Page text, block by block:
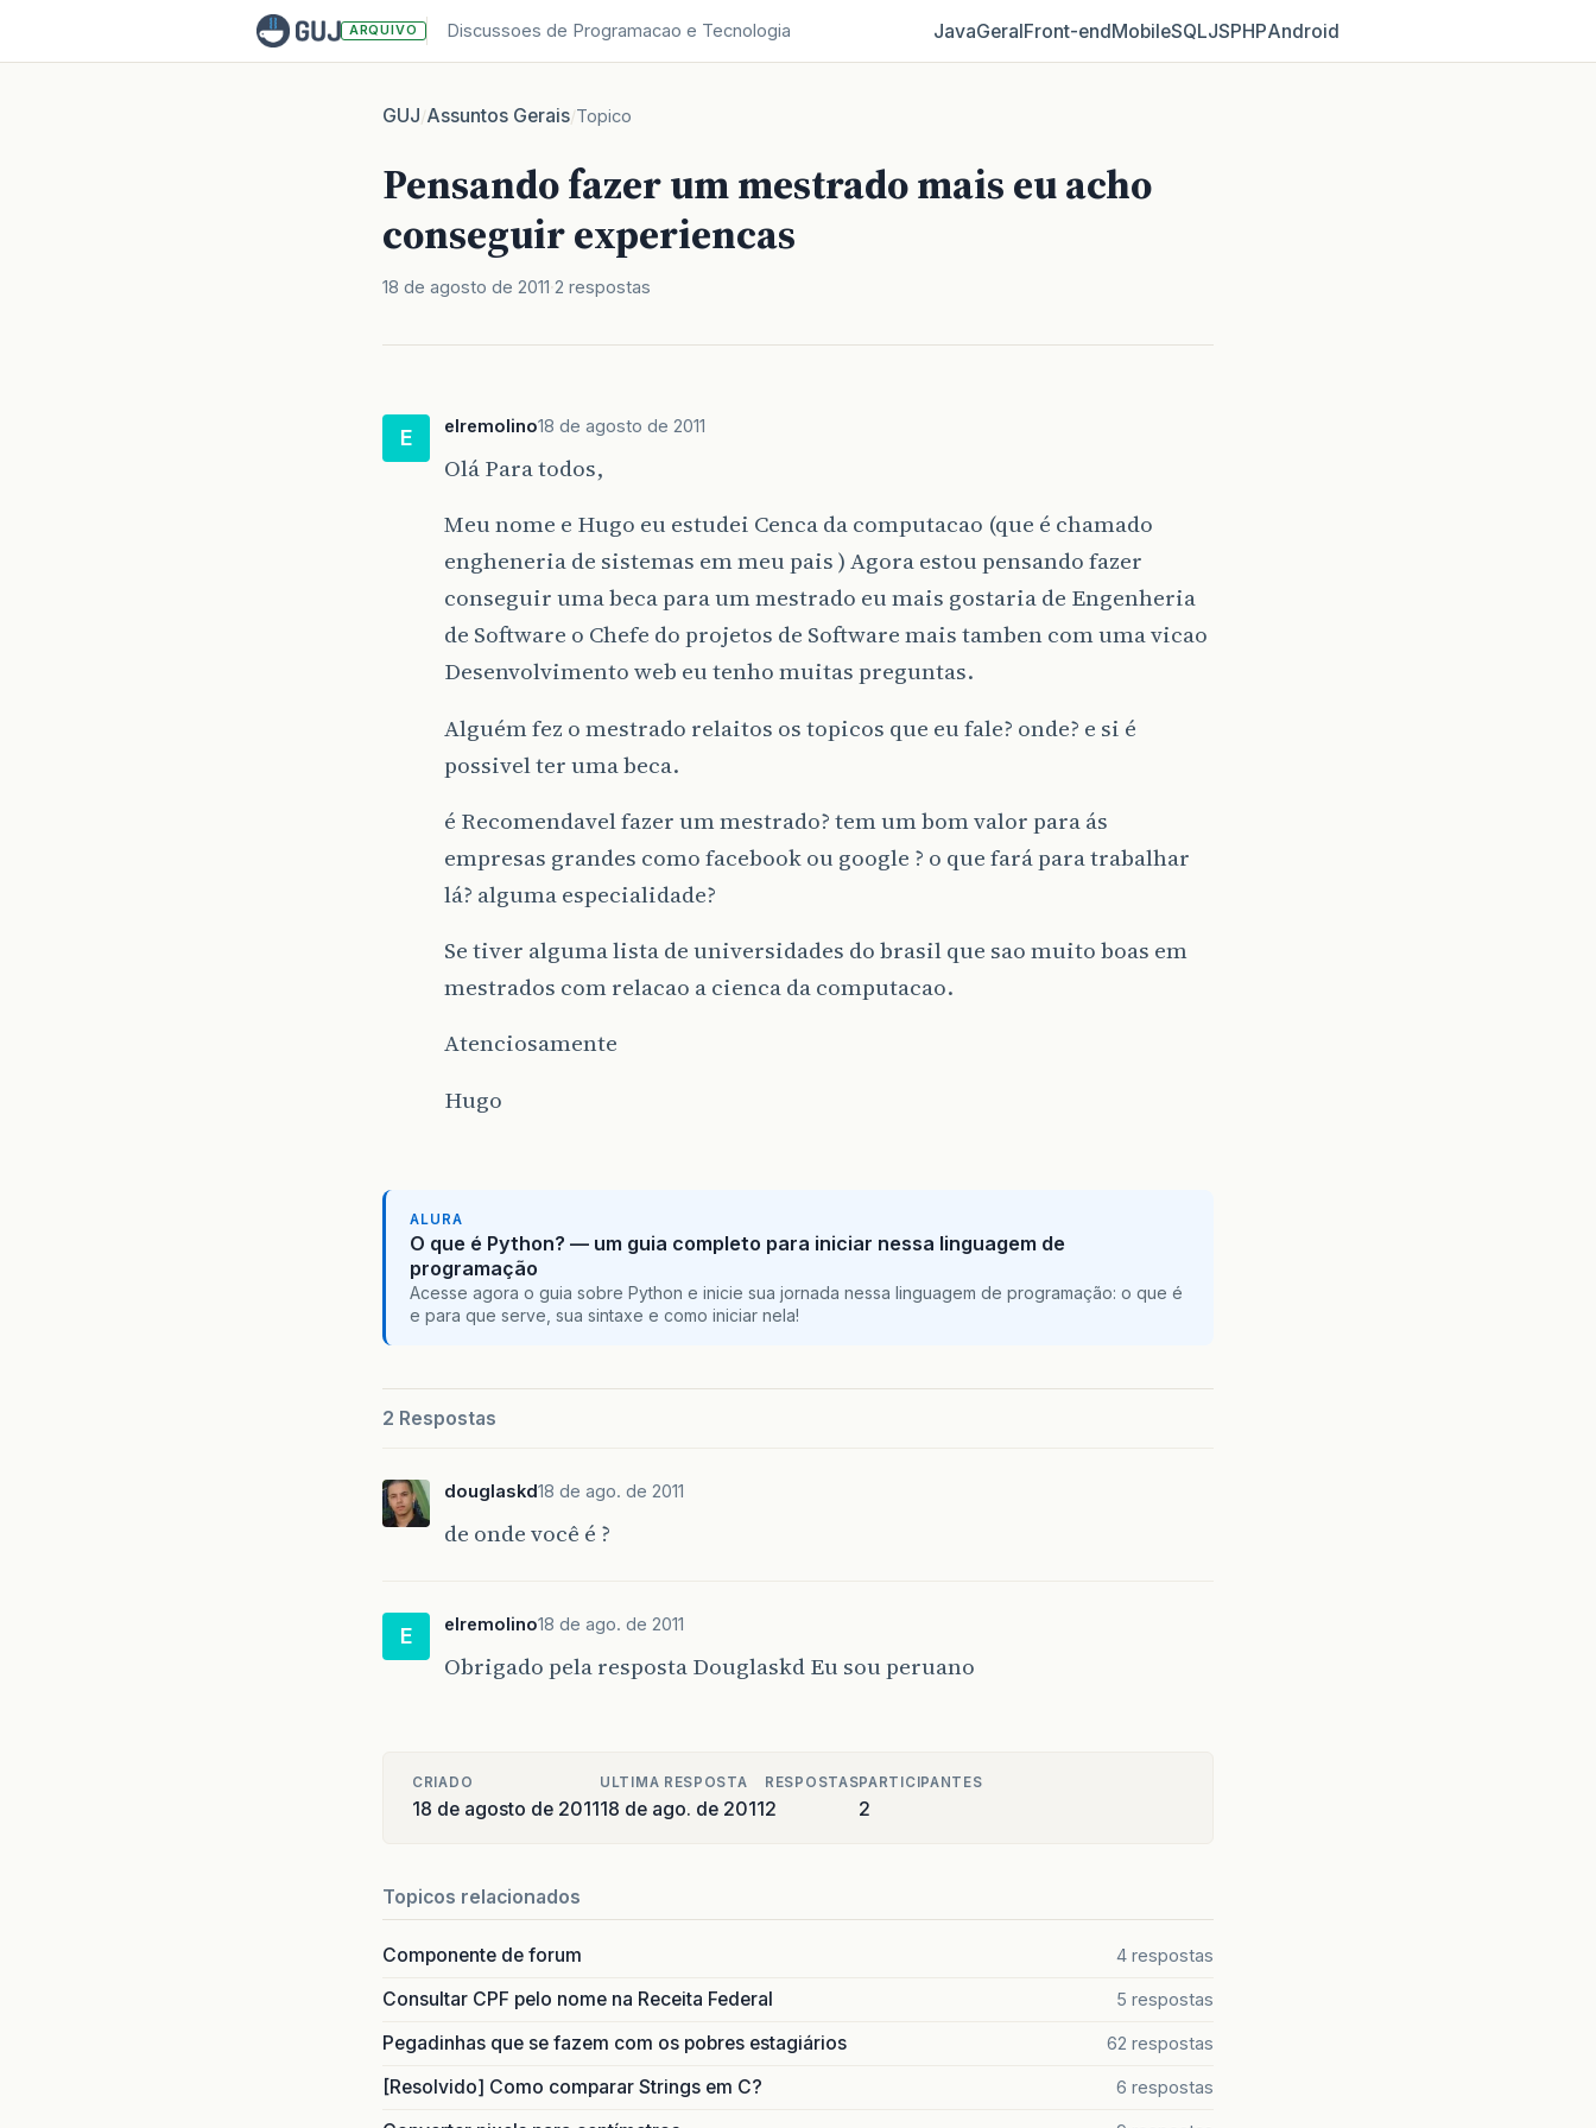
ARQUIVO Discussoes de Programacao e Tecnologia JavaGeralFront‑endMobileSQLJSPHPAndroid
GUJ/Assuntos Gerais/Topico
Pensando fazer um mestrado mais eu acho
conseguir experiencas
18 de agosto de 2011 2 respostas
E elremolino18 de agosto de 2011
Olá Para todos,
Meu nome e Hugo eu estudei Cenca da computacao (que é chamado
engheneria de sistemas em meu pais ) Agora estou pensando fazer
conseguir uma beca para um mestrado eu mais gostaria de Engenheria
de Software o Chefe do projetos de Software mais tamben com uma vicao
Desenvolvimento web eu tenho muitas preguntas.
Alguém fez o mestrado relaitos os topicos que eu fale? onde? e si é
possivel ter uma beca.
é Recomendavel fazer um mestrado? tem um bom valor para ás
empresas grandes como facebook ou google ? o que fará para trabalhar
lá? alguma especialidade?
Se tiver alguma lista de universidades do brasil que sao muito boas em
mestrados com relacao a cienca da computacao.
Atenciosamente
Hugo
ALURA
O que é Python? — um guia completo para iniciar nessa linguagem de
programação
Acesse agora o guia sobre Python e inicie sua jornada nessa linguagem de programação: o que é
e para que serve, sua sintaxe e como iniciar nela!
2 Respostas
douglaskd18 de ago. de 2011
de onde você é ?
E elremolino18 de ago. de 2011
Obrigado pela resposta Douglaskd Eu sou peruano
CRIADO
18 de agosto de 2011
ULTIMA RESPOSTA
18 de ago. de 2011
RESPOSTAS
2
PARTICIPANTES
2
Topicos relacionados
Componente de forum 4 respostas
Consultar CPF pelo nome na Receita Federal 5 respostas
Pegadinhas que se fazem com os pobres estagiários 62 respostas
[Resolvido] Como comparar Strings em C? 6 respostas